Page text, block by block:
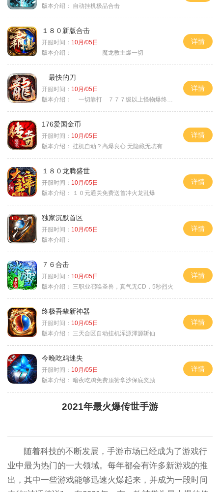
版本介绍：
自动挂机极品合击
１８０新版合击
开服时间： 10月/05日
版本介绍：
魔龙教主爆一切
详情
最快的刀
开服时间： 10月/05日
版本介绍：
一切靠打 ７７７级以上怪物爆终极
详情
176爱国金币
开服时间： 10月/05日
版本介绍： 挂机自动？高爆良心.无隐藏无坑有时间就是
详情
１８０龙腾盛世
开服时间： 10月/05日
版本介绍：
１０元通关免费送首冲火龙乱爆
详情
独家沉默首区
开服时间： 10月/05日
版本介绍：
详情
７６合击
开服时间： 10月/05日
版本介绍：
三职业召唤圣兽，真气无CD，5秒烈火
详情
终极吾辈新神器
开服时间： 10月/05日
版本介绍：
三天合区自动挂机浑源渾源斩仙
详情
今晚吃鸡迷失
开服时间： 10月/05日
版本介绍：
暗夜吃鸡免费顶赞拿沙保底奖励
详情
2021年最火爆传世手游
随着科技的不断发展，手游市场已经成为了游戏行
业中最为热门的一大领域。每年都会有许多新游戏的推
出，其中一些游戏能够迅速火爆起来，并成为一段时间